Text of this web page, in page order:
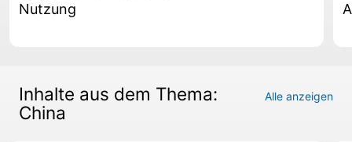
Nutzung
Inhalte aus dem Thema:
China
Alle anzeigen